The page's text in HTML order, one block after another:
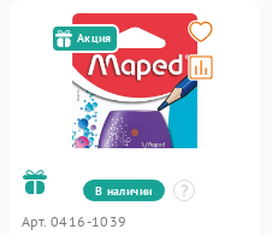
Акция
В наличии
Арт. 0416-1039